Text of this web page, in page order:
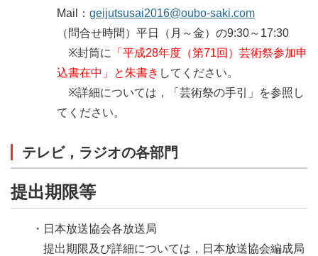
Mail： geijutsusai2016@oubo-saki.com
（問合せ時間）平日（ 月 ～金）の9:30～17:30
※封筒に
「平成28年度（第71回）芸術祭参加申
込書在中」と朱書き してください。
※詳細については，「芸術祭の手引」を参照し
てください。
テレビ，ラジオの各部門
提出期限等
・日本放送協会各放送局
提出期限及び詳細については，日本放送協会編成局